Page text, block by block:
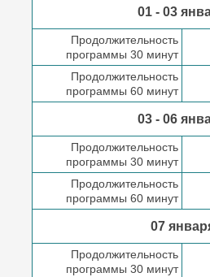
01 - 03
Продолжительность
программы 30 минут
Продолжительность
программы 60 минут
03 - 06
Продолжительность
программы 30 минут
Продолжительность
программы 60 минут
07
Продолжительность
программы 30 минут